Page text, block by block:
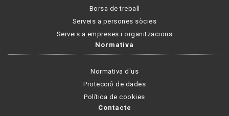
Borsa de treball
Serveis a persones sòcies
Serveis a empreses i organitzacions
Normativa
Normativa d'us
Protecció de dades
Política de cookies
Contacte